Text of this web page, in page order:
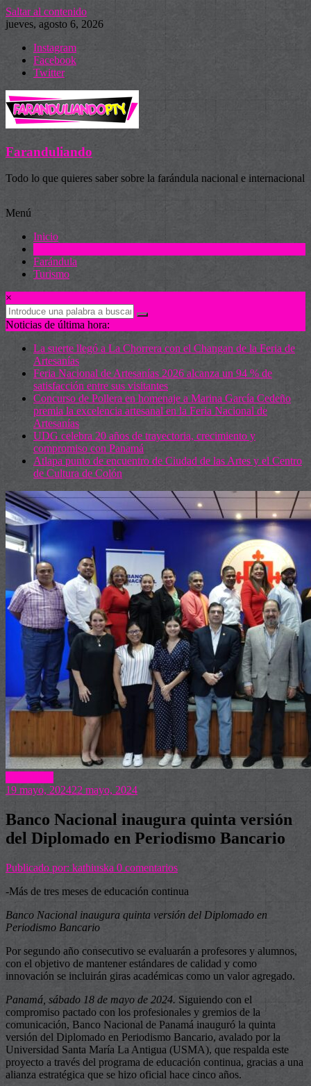
Saltar al contenido
jueves, agosto 6, 2026
Instagram
Facebook
Twitter
Faranduliando
Todo lo que quieres saber sobre la farándula nacional e internacional
Menú
Inicio
Farándula
Turismo
×
Noticias de última hora:
La suerte llegó a La Chorrera con el Changan de la Feria de
Artesanías
Feria Nacional de Artesanías 2026 alcanza un 94 % de
satisfacción entre sus visitantes
Concurso de Pollera en homenaje a Marina García Cedeño
premia la excelencia artesanal en la Feria Nacional de
Artesanías
UDG celebra 20 años de trayectoria, crecimiento y
compromiso con Panamá
Atlapa punto de encuentro de Ciudad de las Artes y el Centro
de Cultura de Colón
19 mayo, 202422 mayo, 2024
Banco Nacional inaugura quinta versión
del Diplomado en Periodismo Bancario
Publicado por: kathiuska 0 comentarios
-Más de tres meses de educación continua
Banco Nacional inaugura quinta versión del Diplomado en
Periodismo Bancario
Por segundo año consecutivo se evaluarán a profesores y alumnos,
con el objetivo de mantener estándares de calidad y como
innovación se incluirán giras académicas como un valor agregado.
Panamá, sábado 18 de mayo de 2024. Siguiendo con el
compromiso pactado con los profesionales y gremios de la
comunicación, Banco Nacional de Panamá inauguró la quinta
versión del Diplomado en Periodismo Bancario, avalado por la
Universidad Santa María La Antigua (USMA), que respalda este
proyecto a través del programa de educación continua, gracias a una
alianza estratégica que se hizo oficial hace cinco años.